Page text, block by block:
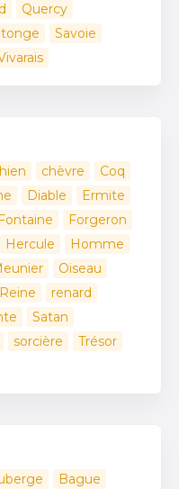
Quercy
Savoie
chèvre
Coq
Diable
Ermite
Fontaine
Forgeron
Hercule
Homme
Oiseau
Reine
renard
Satan
sorcière
Trésor
Bague